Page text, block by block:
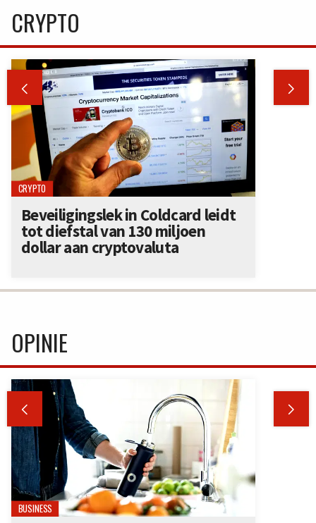
CRYPTO
 
CRYPTO
Beveiligingslek in Coldcard leidt
tot diefstal van 130 miljoen
dollar aan cryptovaluta
OPINIE
 
BUSINESS